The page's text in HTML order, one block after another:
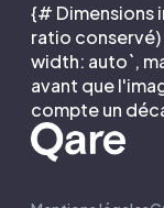
{# Dimensions
ratio conservé)
width: auto`,
avant que
compte un